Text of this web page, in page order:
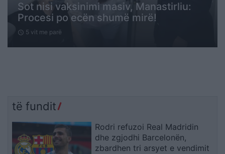
Sot nisi vaksinimi masiv, Manastirliu:
Procesi po ecën shumë mirë!
schedule 5 vit me parë
të fundit
Rodri refuzoi Real Madridin
dhe zgjodhi Barcelonën,
zbardhen tri arsyet e vendimit